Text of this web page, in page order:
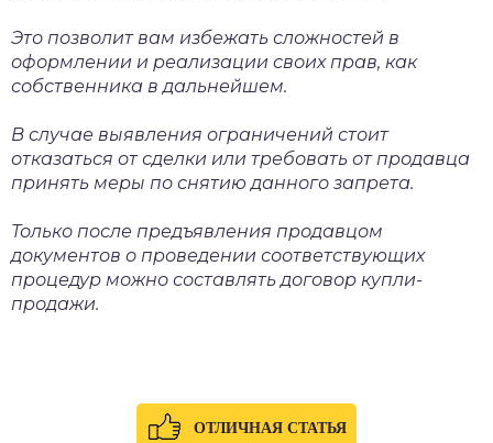
Это позволит вам избежать сложностей в
оформлении и реализации своих прав, как
собственника в дальнейшем.
В случае выявления ограничений стоит
отказаться от сделки или требовать от продавца
принять меры по снятию данного запрета.
Только после предъявления продавцом
документов о проведении соответствующих
процедур можно составлять договор купли-
продажи.
ОТЛИЧНАЯ СТАТЬЯ